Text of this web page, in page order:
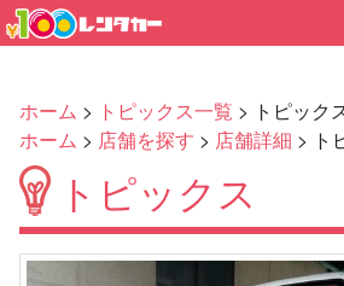
ホーム > トピックス一覧 > トピック
ホーム > 店舗を探す > 店舗詳細 > ト
トピックス